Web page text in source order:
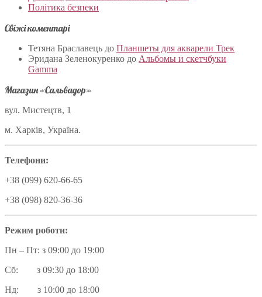
Політика безпеки
Свіжі коментарі
Тетяна Браславець до Планшеты для акварели Трек
Эридана Зеленокуренко до Альбомы и скетчбуки
Gamma
Магазин «Сальвадор»
вул. Мистецтв, 1
м. Харків, Україна.
Телефони:
+38 (099) 620-66-65
+38 (098) 820-36-36
Режим роботи:
Пн – Пт: з 09:00 до 19:00
Сб: з 09:30 до 18:00
Нд: з 10:00 до 18:00